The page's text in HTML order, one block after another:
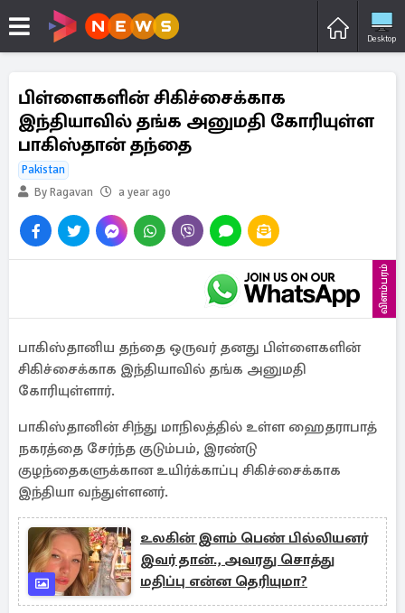
Desktop
பிள்ளைகளின் சிகிச்சைக்காக
இந்தியாவில் தங்க அனுமதி கோரியுள்ள
பாகிஸ்தான் தந்தை
Pakistan
By Ragavan
a year ago
விளம்பரம்
பாகிஸ்தானிய தந்தை ஒருவர் தனது பிள்ளைகளின்
சிகிச்சைக்காக இந்தியாவில் தங்க அனுமதி
கோரியுள்ளார்.
பாகிஸ்தானின் சிந்து மாநிலத்தில் உள்ள ஹைதராபாத்
நகரத்தை சேர்ந்த குடும்பம், இரண்டு
குழந்தைகளுக்கான உயிர்க்காப்பு சிகிச்சைக்காக
இந்தியா வந்துள்ளனர்.
உலகின் இளம் பெண் பில்லியனர்
இவர் தான்., அவரது சொத்து
மதிப்பு என்ன தெரியுமா?